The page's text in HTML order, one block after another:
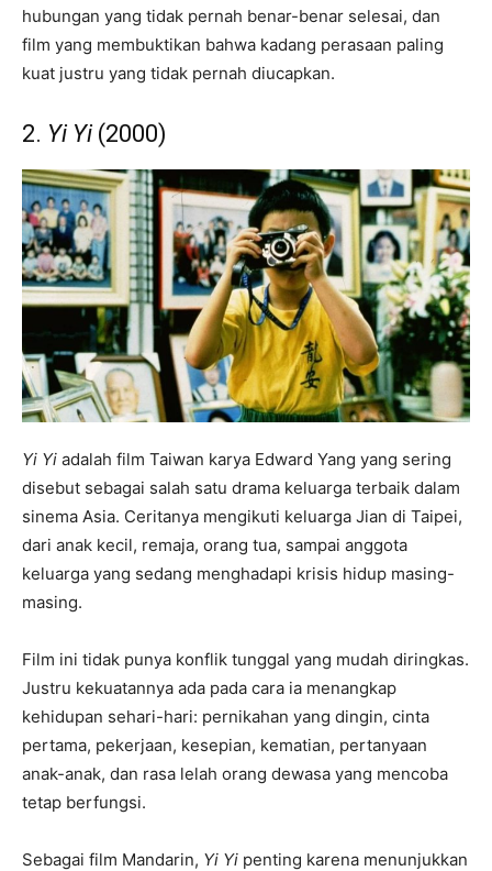
hubungan yang tidak pernah benar-benar selesai, dan
film yang membuktikan bahwa kadang perasaan paling
kuat justru yang tidak pernah diucapkan.
2. Yi Yi (2000)
Yi Yi adalah film Taiwan karya Edward Yang yang sering
disebut sebagai salah satu drama keluarga terbaik dalam
sinema Asia. Ceritanya mengikuti keluarga Jian di Taipei,
dari anak kecil, remaja, orang tua, sampai anggota
keluarga yang sedang menghadapi krisis hidup masing-
masing.
Film ini tidak punya konflik tunggal yang mudah diringkas.
Justru kekuatannya ada pada cara ia menangkap
kehidupan sehari-hari: pernikahan yang dingin, cinta
pertama, pekerjaan, kesepian, kematian, pertanyaan
anak-anak, dan rasa lelah orang dewasa yang mencoba
tetap berfungsi.
Sebagai film Mandarin, Yi Yi penting karena menunjukkan